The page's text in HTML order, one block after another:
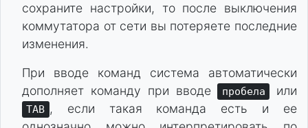
сохраните настройки, то после выключения
коммутатора от сети вы потеряете последние
изменения.
При вводе команд система автоматически
дополняет команду при вводе
пробела или
TAB , если такая команда есть и ее